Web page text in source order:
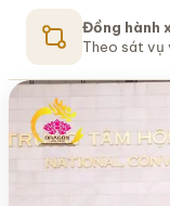
Tiếp nhận, đánh
phù hợp cho từng
Hỗ trợ hợp đồng,
giải quyết tranh
Đồng hành
Theo sát vụ